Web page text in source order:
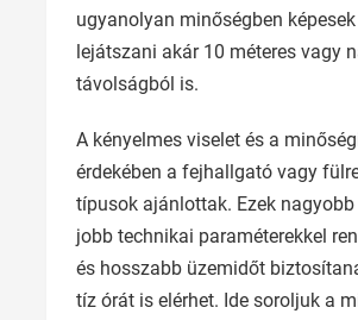
ugyanolyan minőségben
lejátszani akár 10 méteres vagy
távolságból is.
A kényelmes viselet és a
érdekében a fejhallgató vagy
típusok ajánlottak. Ezek nagyobb
jobb technikai paraméterekkel
és hosszabb üzemidőt
tíz órát is elérhet. Ide soroljuk a